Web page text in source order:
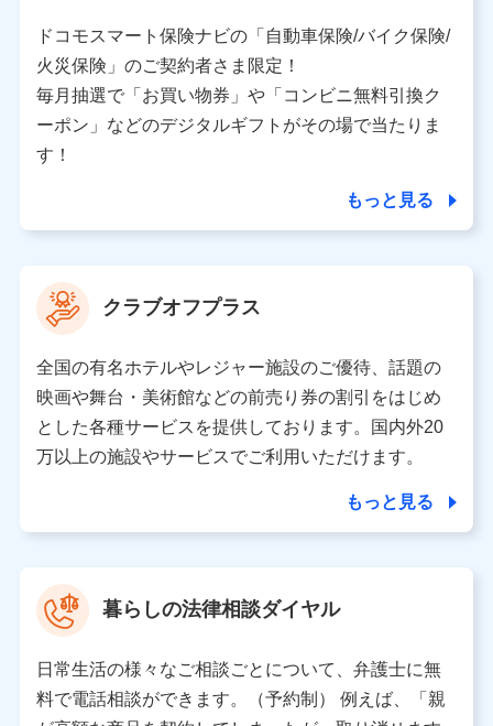
〒103-0013 東京都中央区日本橋人形町2-14-10 アー
バンネット日本橋ビル 3F
株式会社ドコモ・インシュアランス
個人情報の第三者提供について
当社は利用目的の達成に必要な範囲内において個人情報
の取り扱いの全部または一部を委託する場合がありま
す。
個人データの共同利用
当社は株式会社NTTドコモとの間で、以下のとおり個
人データを共同利用します。
氏名、電話番号、メールアドレス、お客さまの識別子、属
性、連絡先、dポイントサービスのご利用に関する情報。例
として、dポイントカード番号、性別、年齢、家族構成、住
所、dポイント残高、dポイント利用履歴などが含まれます。
利用情報
当社又は株式会社NTTドコモが提供する各種サービスなどの
ドコモスマート保険ナビの「自動車保険/バイク保険/
火災保険」のご契約者さま限定！
毎月抽選で「お買い物券」や「コンビニ無料引換ク
ーポン」などのデジタルギフトがその場で当たりま
す！
もっと見る
クラブオフプラス
全国の有名ホテルやレジャー施設のご優待、話題の
映画や舞台・美術館などの前売り券の割引をはじめ
とした各種サービスを提供しております。国内外20
万以上の施設やサービスでご利用いただけます。
もっと見る
暮らしの法律相談ダイヤル
日常生活の様々なご相談ごとについて、弁護士に無
料で電話相談ができます。（予約制） 例えば、「親